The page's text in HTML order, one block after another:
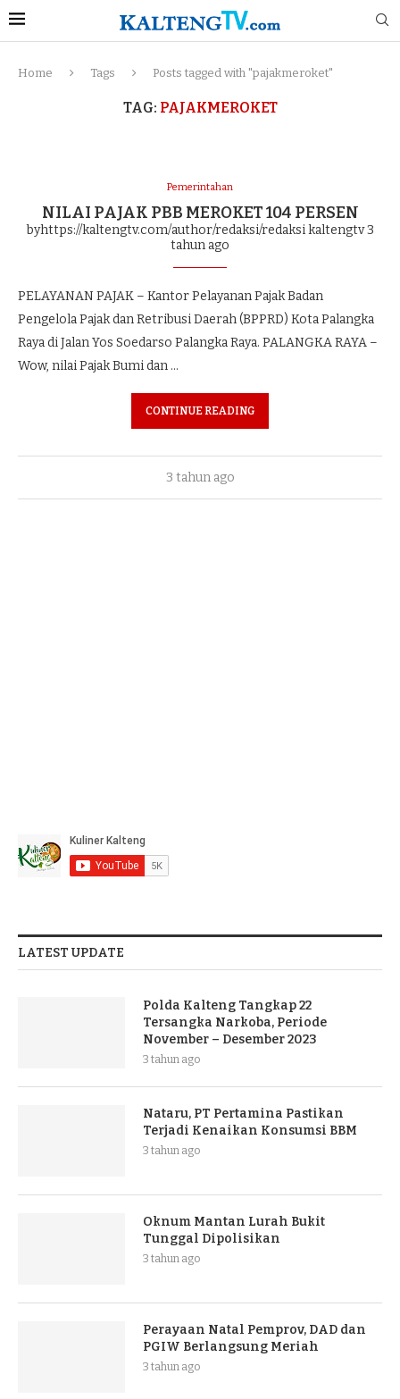
Home Tags Posts tagged with "pajakmeroket"
TAG: PAJAKMEROKET
Pemerintahan
NILAI PAJAK PBB MEROKET 104 PERSEN
byhttps://kaltengtv.com/author/redaksi/redaksi kaltengtv3
tahun ago
PELAYANAN PAJAK – Kantor Pelayanan Pajak Badan
Pengelola Pajak dan Retribusi Daerah (BPPRD) Kota Palangka
Raya di Jalan Yos Soedarso Palangka Raya. PALANGKA RAYA –
Wow, nilai Pajak Bumi dan …
CONTINUE READING
3 tahun ago
LATEST UPDATE
Polda Kalteng Tangkap 22
Tersangka Narkoba, Periode
November – Desember 2023
3 tahun ago
Nataru, PT Pertamina Pastikan
Terjadi Kenaikan Konsumsi BBM
3 tahun ago
Oknum Mantan Lurah Bukit
Tunggal Dipolisikan
3 tahun ago
Perayaan Natal Pemprov, DAD dan
PGIW Berlangsung Meriah
3 tahun ago